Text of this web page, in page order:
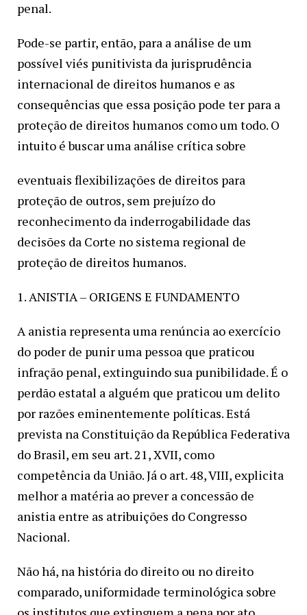
penal.
Pode-se partir, então, para a análise de um
possível viés punitivista da jurisprudência
internacional de direitos humanos e as
consequências que essa posição pode ter para a
proteção de direitos humanos como um todo. O
intuito é buscar uma análise crítica sobre
eventuais flexibilizações de direitos para
proteção de outros, sem prejuízo do
reconhecimento da inderrogabilidade das
decisões da Corte no sistema regional de
proteção de direitos humanos.
1. ANISTIA – ORIGENS E FUNDAMENTO
A anistia representa uma renúncia ao exercício
do poder de punir uma pessoa que praticou
infração penal, extinguindo sua punibilidade. É o
perdão estatal a alguém que praticou um delito
por razões eminentemente políticas. Está
prevista na Constituição da República Federativa
do Brasil, em seu art. 21, XVII, como
competência da União. Já o art. 48, VIII, explicita
melhor a matéria ao prever a concessão de
anistia entre as atribuições do Congresso
Nacional.
Não há, na história do direito ou no direito
comparado, uniformidade terminológica sobre